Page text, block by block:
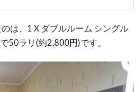
は、1 X ダブルルーム シングル
50ラリ(約2,800円)です。